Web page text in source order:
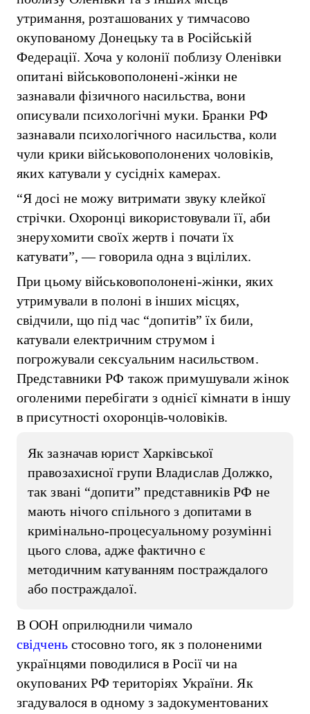
утримання, розташованих у тимчасово
окупованому Донецьку та в Російській
Федерації. Хоча у колонії поблизу Оленівки
опитані військовополонені-жінки не
зазнавали фізичного насильства, вони
описували психологічні муки. Бранки РФ
зазнавали психологічного насильства, коли
чули крики військовополонених чоловіків,
яких катували у сусідніх камерах.
“Я досі не можу витримати звуку клейкої
стрічки. Охоронці використовували її, аби
знерухомити своїх жертв і почати їх
катувати”, — говорила одна з вцілілих.
При цьому військовополонені-жінки, яких
утримували в полоні в інших місцях,
свідчили, що під час “допитів” їх били,
катували електричним струмом і
погрожували сексуальним насильством.
Представники РФ також примушували жінок
оголеними перебігати з однієї кімнати в іншу
в присутності охоронців-чоловіків.
Як зазначав юрист Харківської
правозахисної групи Владислав Должко,
так звані “допити” представників РФ не
мають нічого спільного з допитами в
кримінально-процесуальному розумінні
цього слова, адже фактично є
методичним катуванням постраждалого
або постраждалої.
В ООН оприлюднили чимало
свідченьстосовно того, як з полоненими
українцями поводилися в Росії чи на
окупованих РФ територіях України. Як
згадувалося в одному з задокументованих